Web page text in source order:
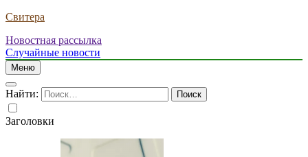
Свитера
Новостная рассылка
Случайные новости
Меню
Найти:
Заголовки